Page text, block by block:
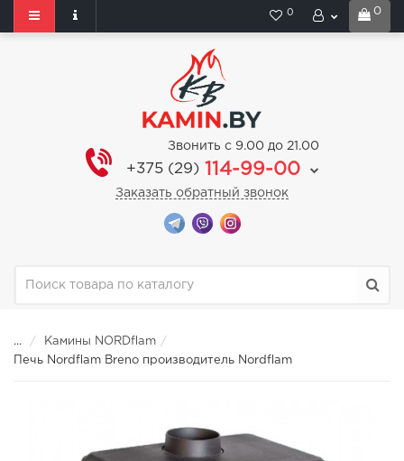
0
0
Звонить с 9.00 до 21.00
+375 (29) 114-99-00
Заказать обратный звонок
...
Камины NORDflam
Печь Nordflam Breno производитель Nordflam